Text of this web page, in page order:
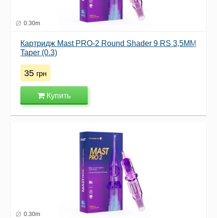
0.30m
Картридж Mast PRO-2 Round Shader 9 RS 3,5MM
Taper (0.3)
35 грн
Купить
0.30m